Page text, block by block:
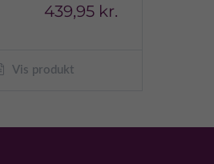
439,95 kr.
Vis produkt